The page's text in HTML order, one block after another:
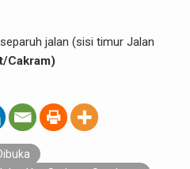
jalan (sisi timur Jalan
Cakram)